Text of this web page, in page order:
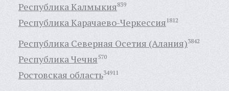
Республика Калмыкия839
Республика Карачаево-Черкессия1812
Республика Северная Осетия (Алания)3842
Республика Чечня570
Ростовская область34911